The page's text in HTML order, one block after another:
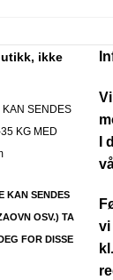
ikke
KAN SENDES
KG MED
KAN SENDES
OSV.) TA
FOR DISSE
I
vi